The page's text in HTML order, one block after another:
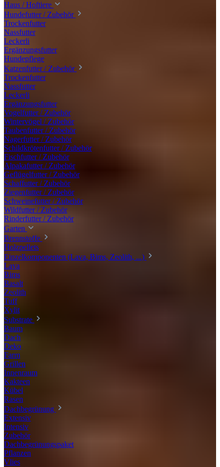
Haus / Hoftiere
Hundefutter / Zubehör
Trockenfutter
Nassfutter
Leckerli
Ergänzungsfutter
Hundepflege
Katzenfutter / Zubehör
Trockenfutter
Nassfutter
Leckerli
Ergänzungsfutter
Vogelfutter / Zubehör
Wintervögel / Zubehör
Taubenfutter / Zubehör
Nagerfutter / Zubehör
Schildkrötenfutter / Zubehör
Fischfutter / Zubehör
Alpakafutter / Zubehör
Geflügelfutter / Zubehör
Schaffutter / Zubehör
Ziegenfutter / Zubehör
Schweinefutter / Zubehör
Wildfutter / Zubehör
Rinderfutter / Zubehör
Garten
Brennstoffe
Holzpellets
Einzelkomponenten (Lava, Bims, Zeolith, ...)
Lava
Bims
Basalt
Zeolith
Tuff
Xylit
Substrate
Baum
Dach
Deko
Farm
Grillen
Innenraum
Kakteen
Kübel
Rasen
Dachbegrünung
Extensiv
Intensiv
Zubehör
Dachbegrünungspaket
Pflanzen
Vlies